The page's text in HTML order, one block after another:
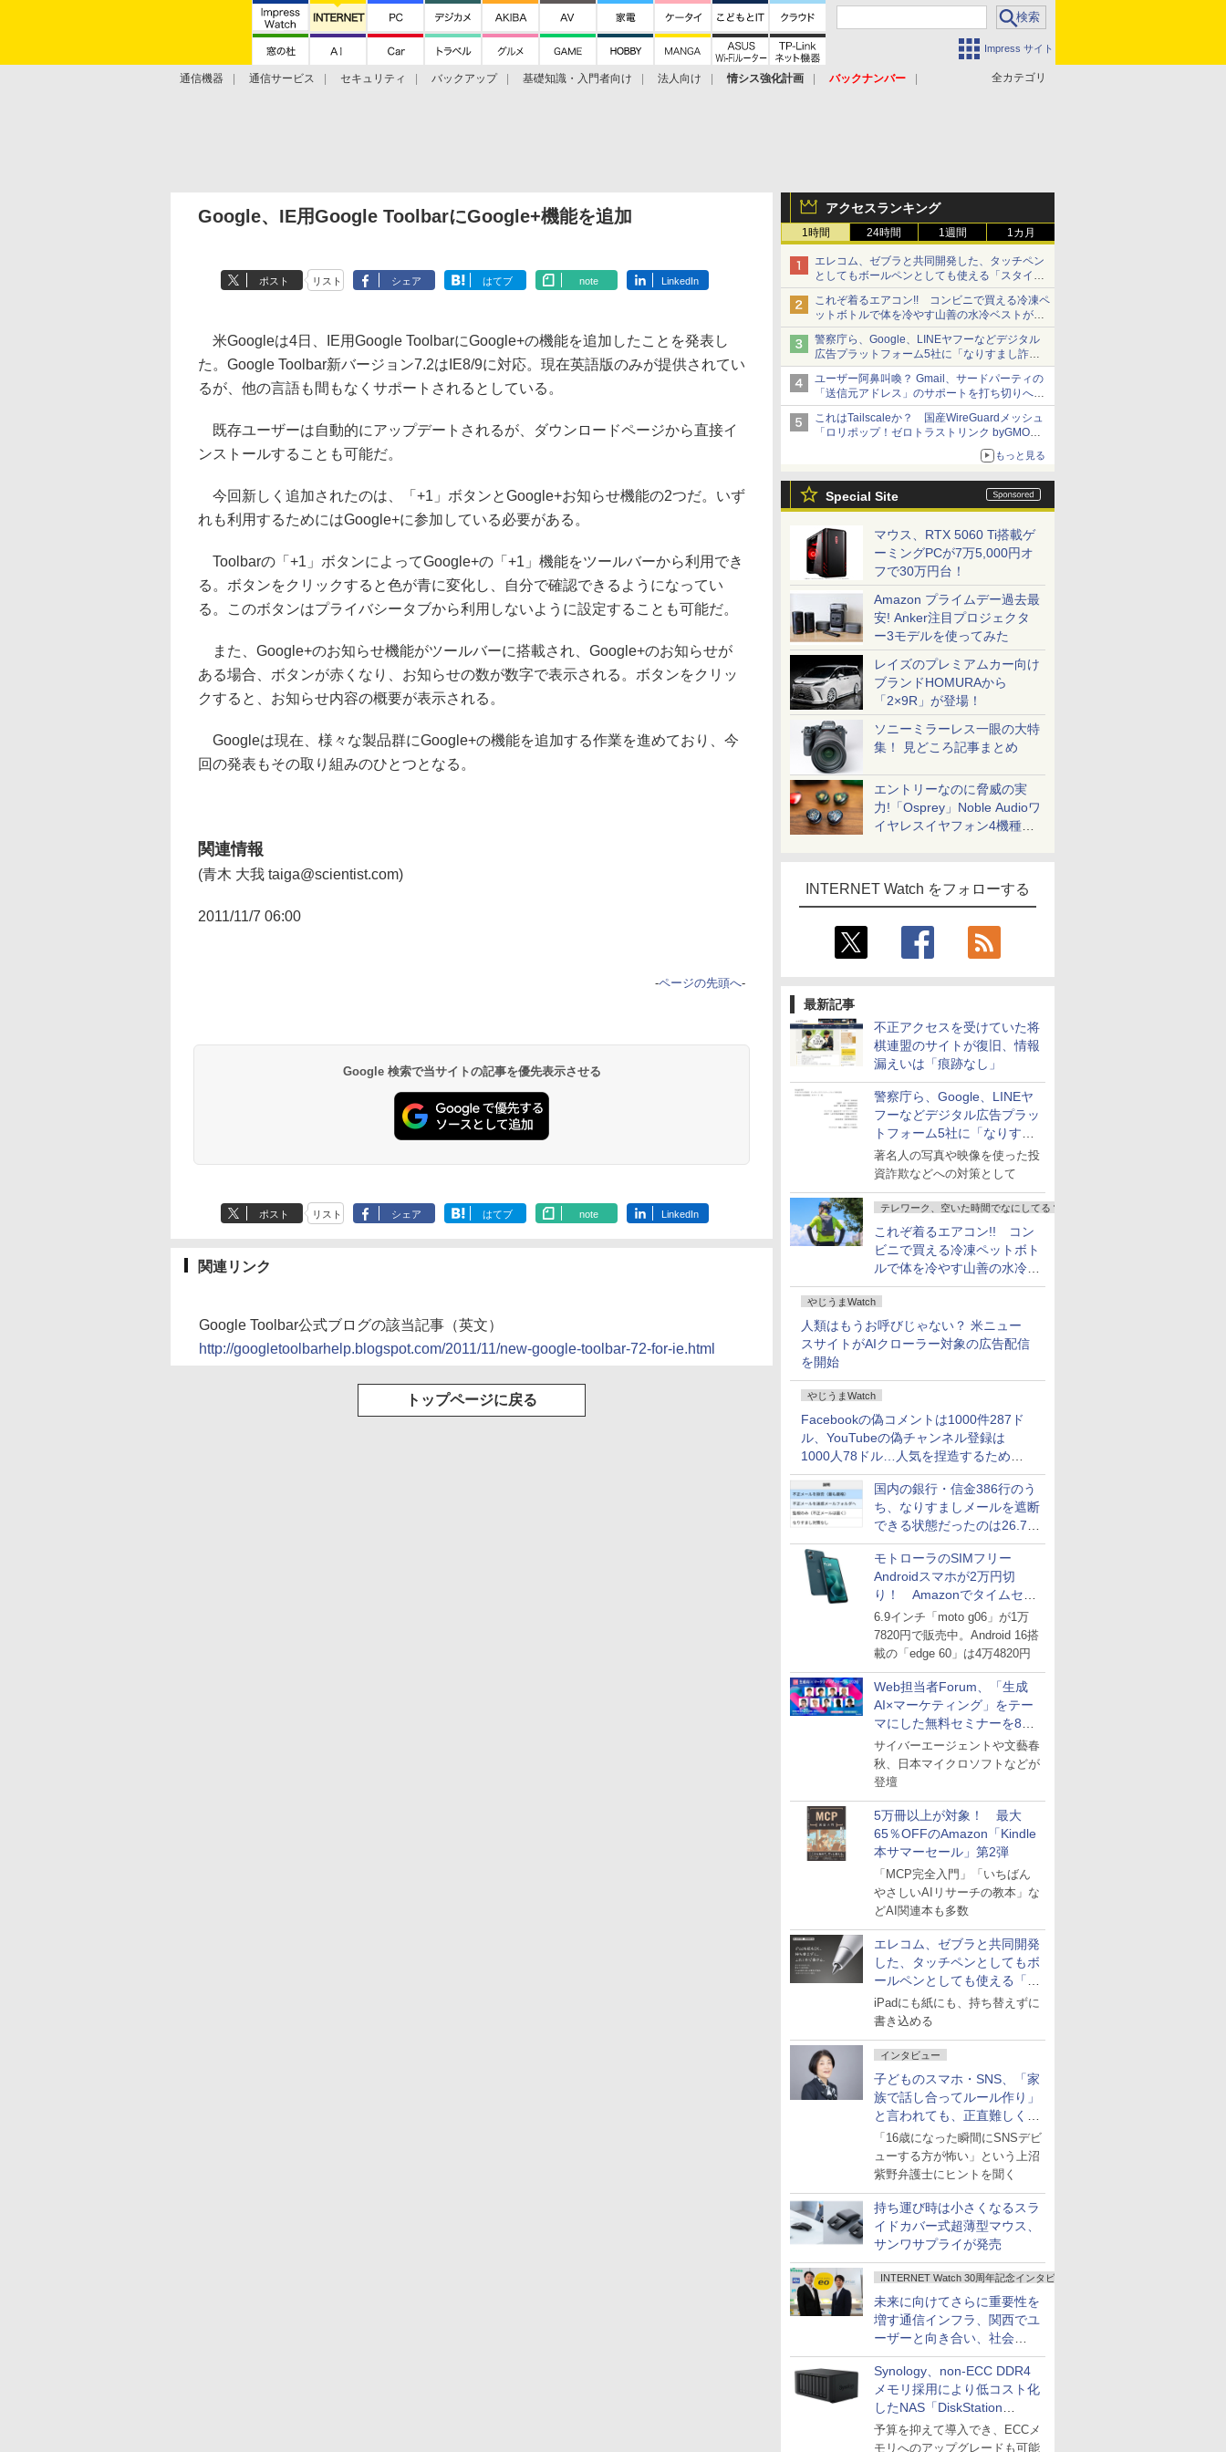
Impress サイト
全カテゴリ
通信機器 通信サービス セキュリティ バックアップ 基礎知識・入門者向け 法人向け 情シス強化計画
バックナンバー
アクセスランキング
1時間 24時間 1週間 1カ月
エレコム、ゼブラと共同開発した、タッチペン
としてもボールペンとしても使える「スタイラ
スツーウェイ」発売 iPadにも紙にも、持ち替
えずに書き込める
これぞ着るエアコン!! コンビニで買える冷凍ペ
ットボトルで体を冷やす山善の水冷ベストがロ
ードバイクにちょうどいい【ぼっち・ざ・ろー
ど！その14】【空いた時間でなにしてる？】
警察庁ら、Google、LINEヤフーなどデジタル
広告プラットフォーム5社に「なりすまし詐欺
広告」対策強化を要請 著名人の写真や映像を
使った投資詐欺などへの対策として
ユーザー阿鼻叫喚？ Gmail、サードパーティの
「送信元アドレス」のサポートを打ち切りへ
【やじうまWatch】
これはTailscaleか？ 国産WireGuardメッシュ
「ロリポップ！ゼロトラストリンク byGMOペ
パボ」を実測で確かめた【イニシャルB】
もっと見る
Special Site
マウス、RTX 5060 Ti搭載ゲ
ーミングPCが7万5,000円オ
フで30万円台！
Amazon プライムデー過去最
安! Anker注目プロジェクタ
ー3モデルを使ってみた
レイズのプレミアムカー向け
ブランドHOMURAから
「2×9R」が登場！
ソニーミラーレス一眼の大特
集！ 見どころ記事まとめ
エントリーなのに脅威の実
力!「Osprey」Noble Audioワ
イヤレスイヤフォン4機種を
INTERNET Watch をフォローする
最新記事
不正アクセスを受けていた将
棋連盟のサイトが復旧、情報
漏えいは「痕跡なし」
警察庁ら、Google、LINEヤ
フーなどデジタル広告プラッ
トフォーム5社に「なりすま
し詐欺広告」対策強化を要請
著名人の写真や映像を使った投
資詐欺などへの対策として
テレワーク、空いた時間でなにしてる？
これぞ着るエアコン!! コン
ビニで買える冷凍ペットボト
ルで体を冷やす山善の水冷ベ
ストがロードバイクにちょう
どいい【ぼっち・ざ・ろー
ど！その14】
やじうまWatch
人類はもうお呼びじゃない？ 米ニュー
スサイトがAIクローラー対象の広告配信
を開始
やじうまWatch
Facebookの偽コメントは1000件287ド
ル、YouTubeの偽チャンネル登録は
1000人78ドル…人気を捏造するための
価格リストが公開中
国内の銀行・信金386行のう
ち、なりすましメールを遮断
できる状態だったのは26.7％
にとどまる～GMOブランド
セキュリティ調査
モトローラのSIMフリー
Androidスマホが2万円切
り！ Amazonでタイムセー
ル
6.9インチ「moto g06」が1万
7820円で販売中。Android 16搭
載の「edge 60」は4万4820円
Web担当者Forum、「生成
AI×マーケティング」をテー
マにした無料セミナーを8月
27日にオンライン開催
サイバーエージェントや文藝春
秋、日本マイクロソフトなどが
登壇
5万冊以上が対象！ 最大
65％OFFのAmazon「Kindle
本サマーセール」第2弾
「MCP完全入門」「いちばん
やさしいAIリサーチの教本」な
どAI関連本も多数
エレコム、ゼブラと共同開発
した、タッチペンとしてもボ
ールペンとしても使える「ス
タイラスツーウェイ」発売
iPadにも紙にも、持ち替えずに
書き込める
インタビュー
子どものスマホ・SNS、「家
族で話し合ってルール作り」
と言われても、正直難しくな
いですか？
「16歳になった瞬間にSNSデビ
ューする方が怖い」という上沼
紫野弁護士にヒントを聞く
持ち運び時は小さくなるスラ
イドカバー式超薄型マウス、
サンワサプライが発売
INTERNET Watch 30周年記念インタビュー
未来に向けてさらに重要性を
増す通信インフラ、関西でユ
ーザーと向き合い、社会
の“あたらしい”を起動し続け
る～オプテージ
Synology、non-ECC DDR4
メモリ採用により低コスト化
したNAS「DiskStation
neo+」シリーズ
予算を抑えて導入でき、ECCメ
モリへのアップグレードも可能
Google、IE用Google ToolbarにGoogle+機能を追加
ポスト リスト シェア はてブ note LinkedIn
米Googleは4日、IE用Google ToolbarにGoogle+の機能を追加したことを発表し
た。Google Toolbar新バージョン7.2はIE8/9に対応。現在英語版のみが提供されてい
るが、他の言語も間もなくサポートされるとしている。
既存ユーザーは自動的にアップデートされるが、ダウンロードページから直接イ
ンストールすることも可能だ。
今回新しく追加されたのは、「+1」ボタンとGoogle+お知らせ機能の2つだ。いず
れも利用するためにはGoogle+に参加している必要がある。
Toolbarの「+1」ボタンによってGoogle+の「+1」機能をツールバーから利用でき
る。ボタンをクリックすると色が青に変化し、自分で確認できるようになってい
る。このボタンはプライバシータブから利用しないように設定することも可能だ。
また、Google+のお知らせ機能がツールバーに搭載され、Google+のお知らせが
ある場合、ボタンが赤くなり、お知らせの数が数字で表示される。ボタンをクリッ
クすると、お知らせ内容の概要が表示される。
Googleは現在、様々な製品群にGoogle+の機能を追加する作業を進めており、今
回の発表もその取り組みのひとつとなる。
関連情報
(青木 大我 taiga@scientist.com)
2011/11/7 06:00
-ページの先頭へ-
Google 検索で当サイトの記事を優先表示させる
ポスト リスト シェア はてブ note LinkedIn
関連リンク
Google Toolbar公式ブログの該当記事（英文）
http://googletoolbarhelp.blogspot.com/2011/11/new-google-toolbar-72-for-ie.html
トップページに戻る